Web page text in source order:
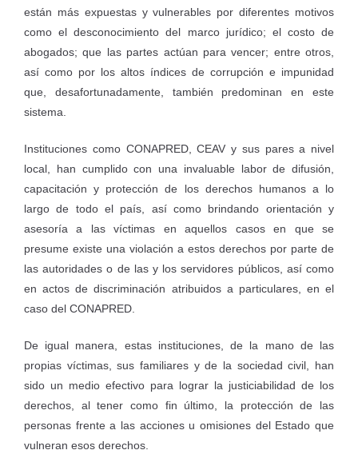
están más expuestas y vulnerables por diferentes motivos
como el desconocimiento del marco jurídico; el costo de
abogados; que las partes actúan para vencer; entre otros,
así como por los altos índices de corrupción e impunidad
que, desafortunadamente, también predominan en este
sistema.
Instituciones como CONAPRED, CEAV y sus pares a nivel
local, han cumplido con una invaluable labor de difusión,
capacitación y protección de los derechos humanos a lo
largo de todo el país, así como brindando orientación y
asesoría a las víctimas en aquellos casos en que se
presume existe una violación a estos derechos por parte de
las autoridades o de las y los servidores públicos, así como
en actos de discriminación atribuidos a particulares, en el
caso del CONAPRED.
De igual manera, estas instituciones, de la mano de las
propias víctimas, sus familiares y de la sociedad civil, han
sido un medio efectivo para lograr la justiciabilidad de los
derechos, al tener como fin último, la protección de las
personas frente a las acciones u omisiones del Estado que
vulneran esos derechos.